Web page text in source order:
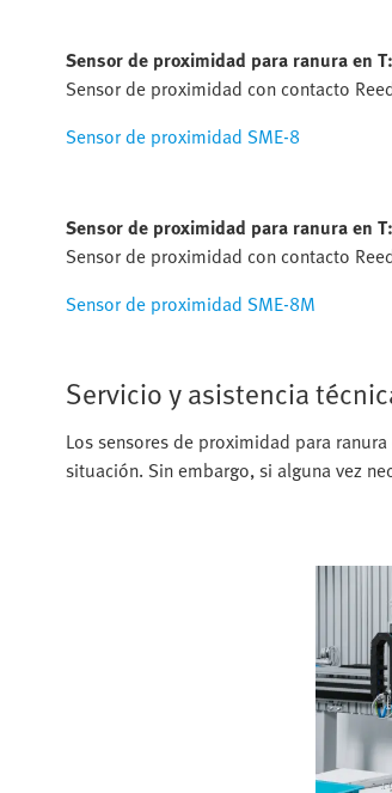
Sensor de proximidad para ranura en
Sensor de proximidad con contacto
Sensor de proximidad SME-8
Sensor de proximidad para ranura en
Sensor de proximidad con contacto
Sensor de proximidad SME-8M
Servicio y asistencia
Los sensores de proximidad para
situación. Sin embargo, si alguna vez